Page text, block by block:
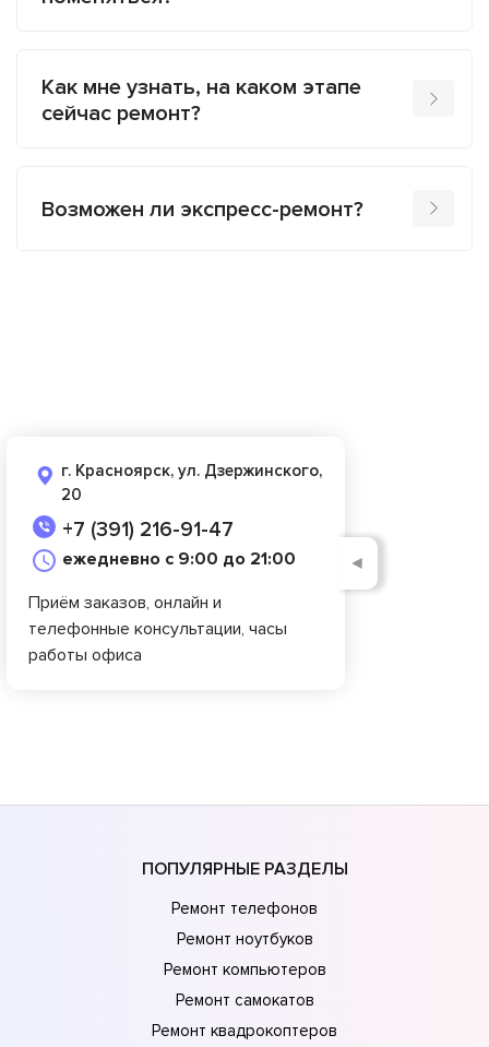
Как мне узнать, на каком этапе
сейчас ремонт?
Возможен ли экспресс-ремонт?
г. Красноярск, ул. Дзержинского,
20
+7 (391) 216-91-47
ежедневно с 9:00 до 21:00
Приём заказов, онлайн и
телефонные консультации, часы
работы офиса
◄
ПОПУЛЯРНЫЕ РАЗДЕЛЫ
Ремонт телефонов
Ремонт ноутбуков
Ремонт компьютеров
Ремонт самокатов
Ремонт квадрокоптеров